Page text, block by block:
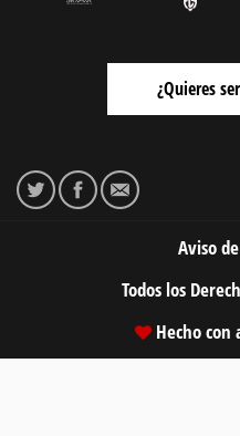
¿Quieres
Aviso
Todos los
Hecho con